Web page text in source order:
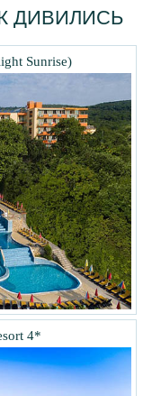
ДИВИЛИСЬ
Sunrise)
4*